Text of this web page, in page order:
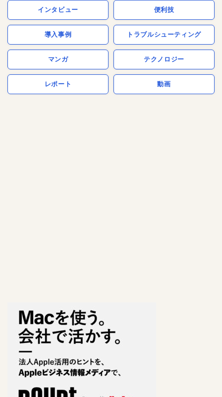
インタビュー 便利技
導入事例 トラブルシューティング
マンガ テクノロジー
レポート 動画